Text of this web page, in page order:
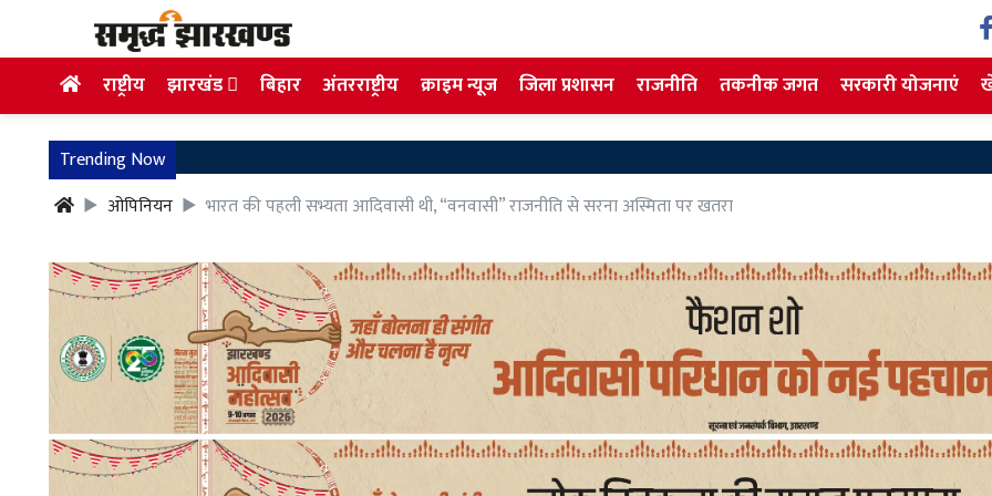
राष्ट्रीय झारखंड बिहार अंतरराष्ट्रीय क्राइम न्यूज जिला प्रशासन राजनीति तकनीक जगत सरकारी योजनाएं
Trending Now
ओपिनियन
भारत की पहली सभ्यता आदिवासी थी, “वनवासी” राजनीति से सरना अस्मिता पर खतरा